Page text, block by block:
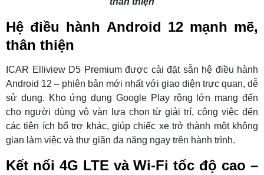
Hệ điều hành Android 12 mạnh mẽ,
thân thiện
ICAR Elliview D5 Premium được cài đặt sẵn hệ điều hành
Android 12 – phiên bản mới nhất với giao diện trực quan, dễ
sử dụng. Kho ứng dụng Google Play rộng lớn mang đến
cho người dùng vô vàn lựa chọn từ giải trí, công việc đến
các tiện ích bổ trợ khác, giúp chiếc xe trở thành một không
gian làm việc và thư giãn đa năng ngay trên hành trình.
Kết nối 4G LTE và Wi-Fi tốc độ cao –